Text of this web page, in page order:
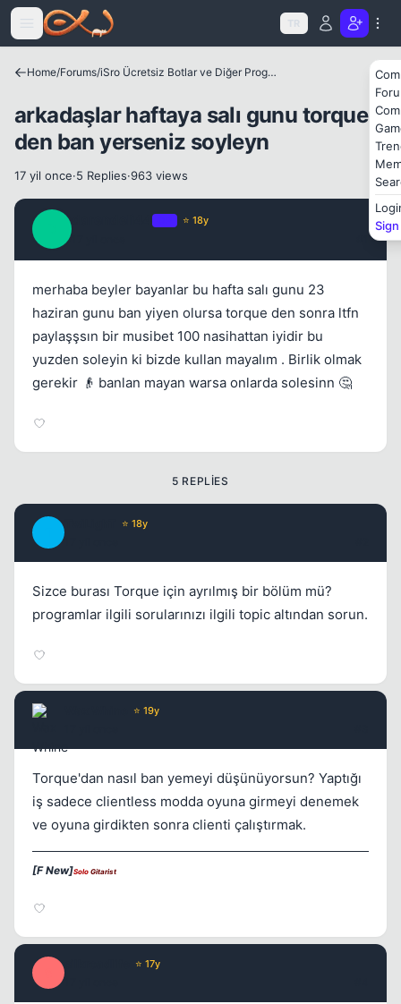
Icerige atla
TR
Home/Forums/ iSro Ücretsiz Botlar ve Diğer Programlar
arkadaşlar haftaya salı gunu torque
den ban yerseniz soyleyn
17 yil once·5 Replies·963 views
⭐ 18y
merhaba beyler bayanlar bu hafta salı gunu 23
haziran gunu ban yiyen olursa torque den sonra ltfn
paylaşşsın bir musibet 100 nasihattan iyidir bu
yuzden soleyin ki bizde kullan mayalım . Birlik olmak
gerekir 👴 banlan mayan warsa onlarda solesinn 🤔
5 REPLIES
⭐ 18y
Sizce burası Torque için ayrılmış bir bölüm mü?
programlar ilgili sorularınızı ilgili topic altından sorun.
⭐ 19y
Torque'dan nasıl ban yemeyi düşünüyorsun? Yaptığı
iş sadece clientless modda oyuna girmeyi denemek
ve oyuna girdikten sonra clienti çalıştırmak.
[F New]Solo Gitarist
⭐ 17y
Kapat